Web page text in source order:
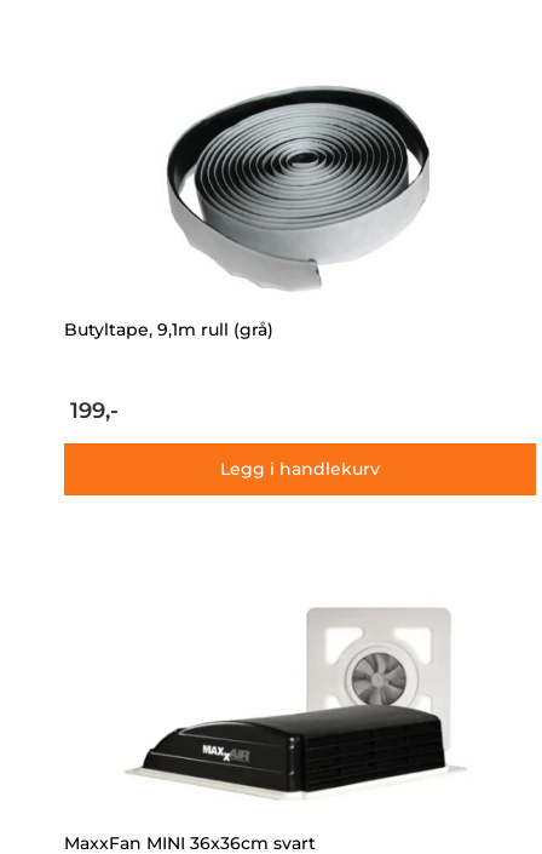
Butyltape, 9,1m rull (grå)
199,-
Legg i handlekurv
MaxxFan MINI 36x36cm svart